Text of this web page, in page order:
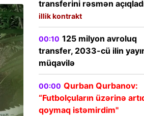
transferini rəsmən
illik kontrakt
00:10 125 milyon avroluq
transfer, 2033-cü ilin
müqavilə
00:00 Qurban Qurbanov:
“Futbolçuların üzərinə
qoymaq istəmirdim"